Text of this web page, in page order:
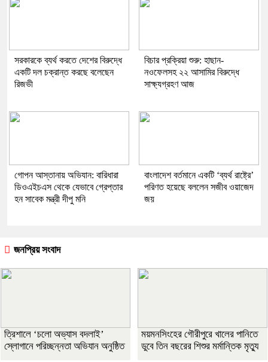
সরকারকে ব্যর্থ করতে দেশের বিরুদ্ধে
একটি দল চক্রান্ত করছে বলেছেন
রিজভী
বিচার প্রক্রিয়া শুরু: হাছান-
নওফেলসহ ২২ আসামির বিরুদ্ধে
সাক্ষ্যগ্রহণ আজ
গোপন আস্তানায় অভিযান: বারিধারা
ডিওএইচএস থেকে যেভাবে গ্রেপ্তার
হন সাবেক মন্ত্রী দীপু মনি
বাংলাদেশ বর্তমানে একটি ‘ব্যর্থ রাষ্ট্রে’
পরিণত হয়েছে বললেন সজীব ওয়াজেদ
জয়
জনপ্রিয় সংবাদ
‎ত্রিশালে ‘চলো অভ্যাস বদলাই’
স্লোগানে পরিচ্ছন্নতা অভিযান অনুষ্ঠিত
ময়মনসিংহের গৌরীপুরে খালের পানিতে
ডুবে তিন বছরের শিশুর মর্মান্তিক মৃত্যু